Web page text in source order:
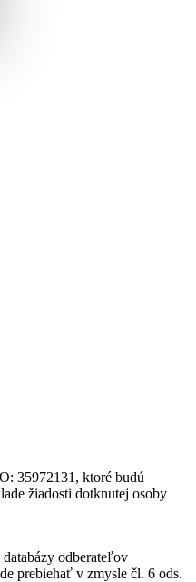
35972131, ktoré budú
žiadosti dotknutej osoby
odberateľov
prebiehať v zmysle čl. 6 ods.